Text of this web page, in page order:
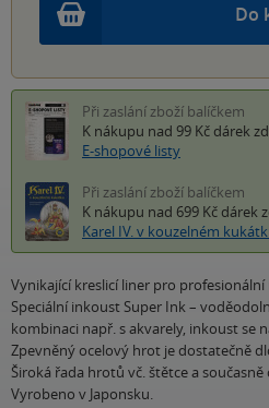
Do
Při zaslání zboží balíčkem
K nákupu nad 99 Kč dárek
E-shopové listy
Při zaslání zboží balíčkem
K nákupu nad 699 Kč dárek
Karel IV. v kouzelném
Vynikající kreslicí liner pro
Speciální inkoust Super Ink –
kombinaci např. s akvarely, inkoust se
Zpevněný ocelový hrot je dostatečně
Široká řada hrotů vč. štětce a
Vyrobeno v Japonsku.